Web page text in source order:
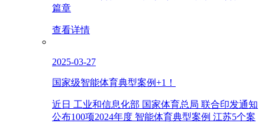
篇章
查看详情
2025-03-27
国家级智能体育典型案例+1！
近日 工业和信息化部 国家体育总局 联合印发通知
公布100项2024年度 智能体育典型案例 江苏5个案